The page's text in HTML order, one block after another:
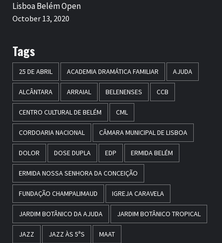
Lisboa Belém Open
October 13, 2020
Tags
25 DE ABRIL ACADEMIA DRAMÁTICA FAMILIAR AJUDA
ALCÂNTARA ARRAIAL BELENENSES CCB
CENTRO CULTURAL DE BELÉM CML
CORDOARIA NACIONAL CÂMARA MUNICIPAL DE LISBOA
DOLOR DOSE DUPLA EDP ERMIDA BELÉM
ERMIDA NOSSA SENHORA DA CONCEIÇÃO
FUNDAÇÃO CHAMPALIMAUD IGREJA CARAVELA
JARDIM BOTÂNICO DA AJUDA JARDIM BOTÂNICO TROPICAL
JAZZ JAZZ ÀS 5ªS MAAT